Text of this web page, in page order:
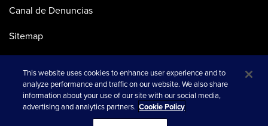
Canal de Denuncias
Sitemap
This website uses cookies to enhance user experience and to
analyze performance and traffic on our website. We also share
information about your use of our site with our social media,
advertising and analytics partners. Cookie Policy